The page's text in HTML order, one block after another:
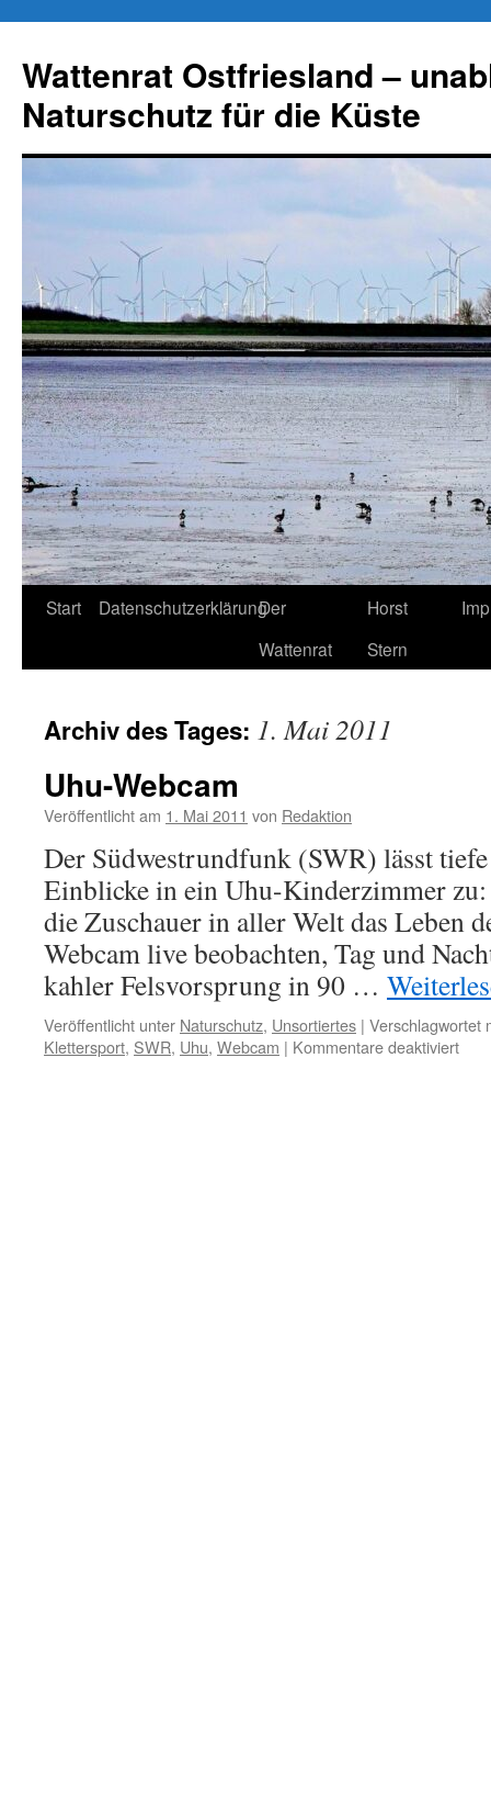
springen
Wattenrat Ostfriesland –
Naturschutz für die Küste
Start DatenschutzerklärungDer
Wattenrat
Horst
Stern
Archiv des Tages: 1. Mai 2011
Uhu-Webcam
Veröffentlicht am 1. Mai 2011 von Redaktion
Der Südwestrundfunk (SWR) lässt
Einblicke in ein Uhu-Kinderzimmer zu:
die Zuschauer in aller Welt das Leben
Webcam live beobachten, Tag und
kahler Felsvorsprung in 90 …
Veröffentlicht unter Naturschutz, Unsortiertes | Verschlagwortet
Klettersport, SWR, Uhu, Webcam | Kommentare deaktiviertfür